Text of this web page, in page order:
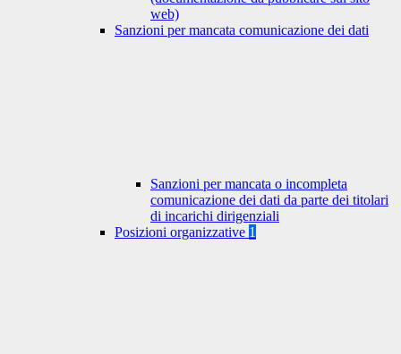
web)
Sanzioni per mancata comunicazione dei dati
Sanzioni per mancata o incompleta
comunicazione dei dati da parte dei titolari
di incarichi dirigenziali
Posizioni organizzative 1